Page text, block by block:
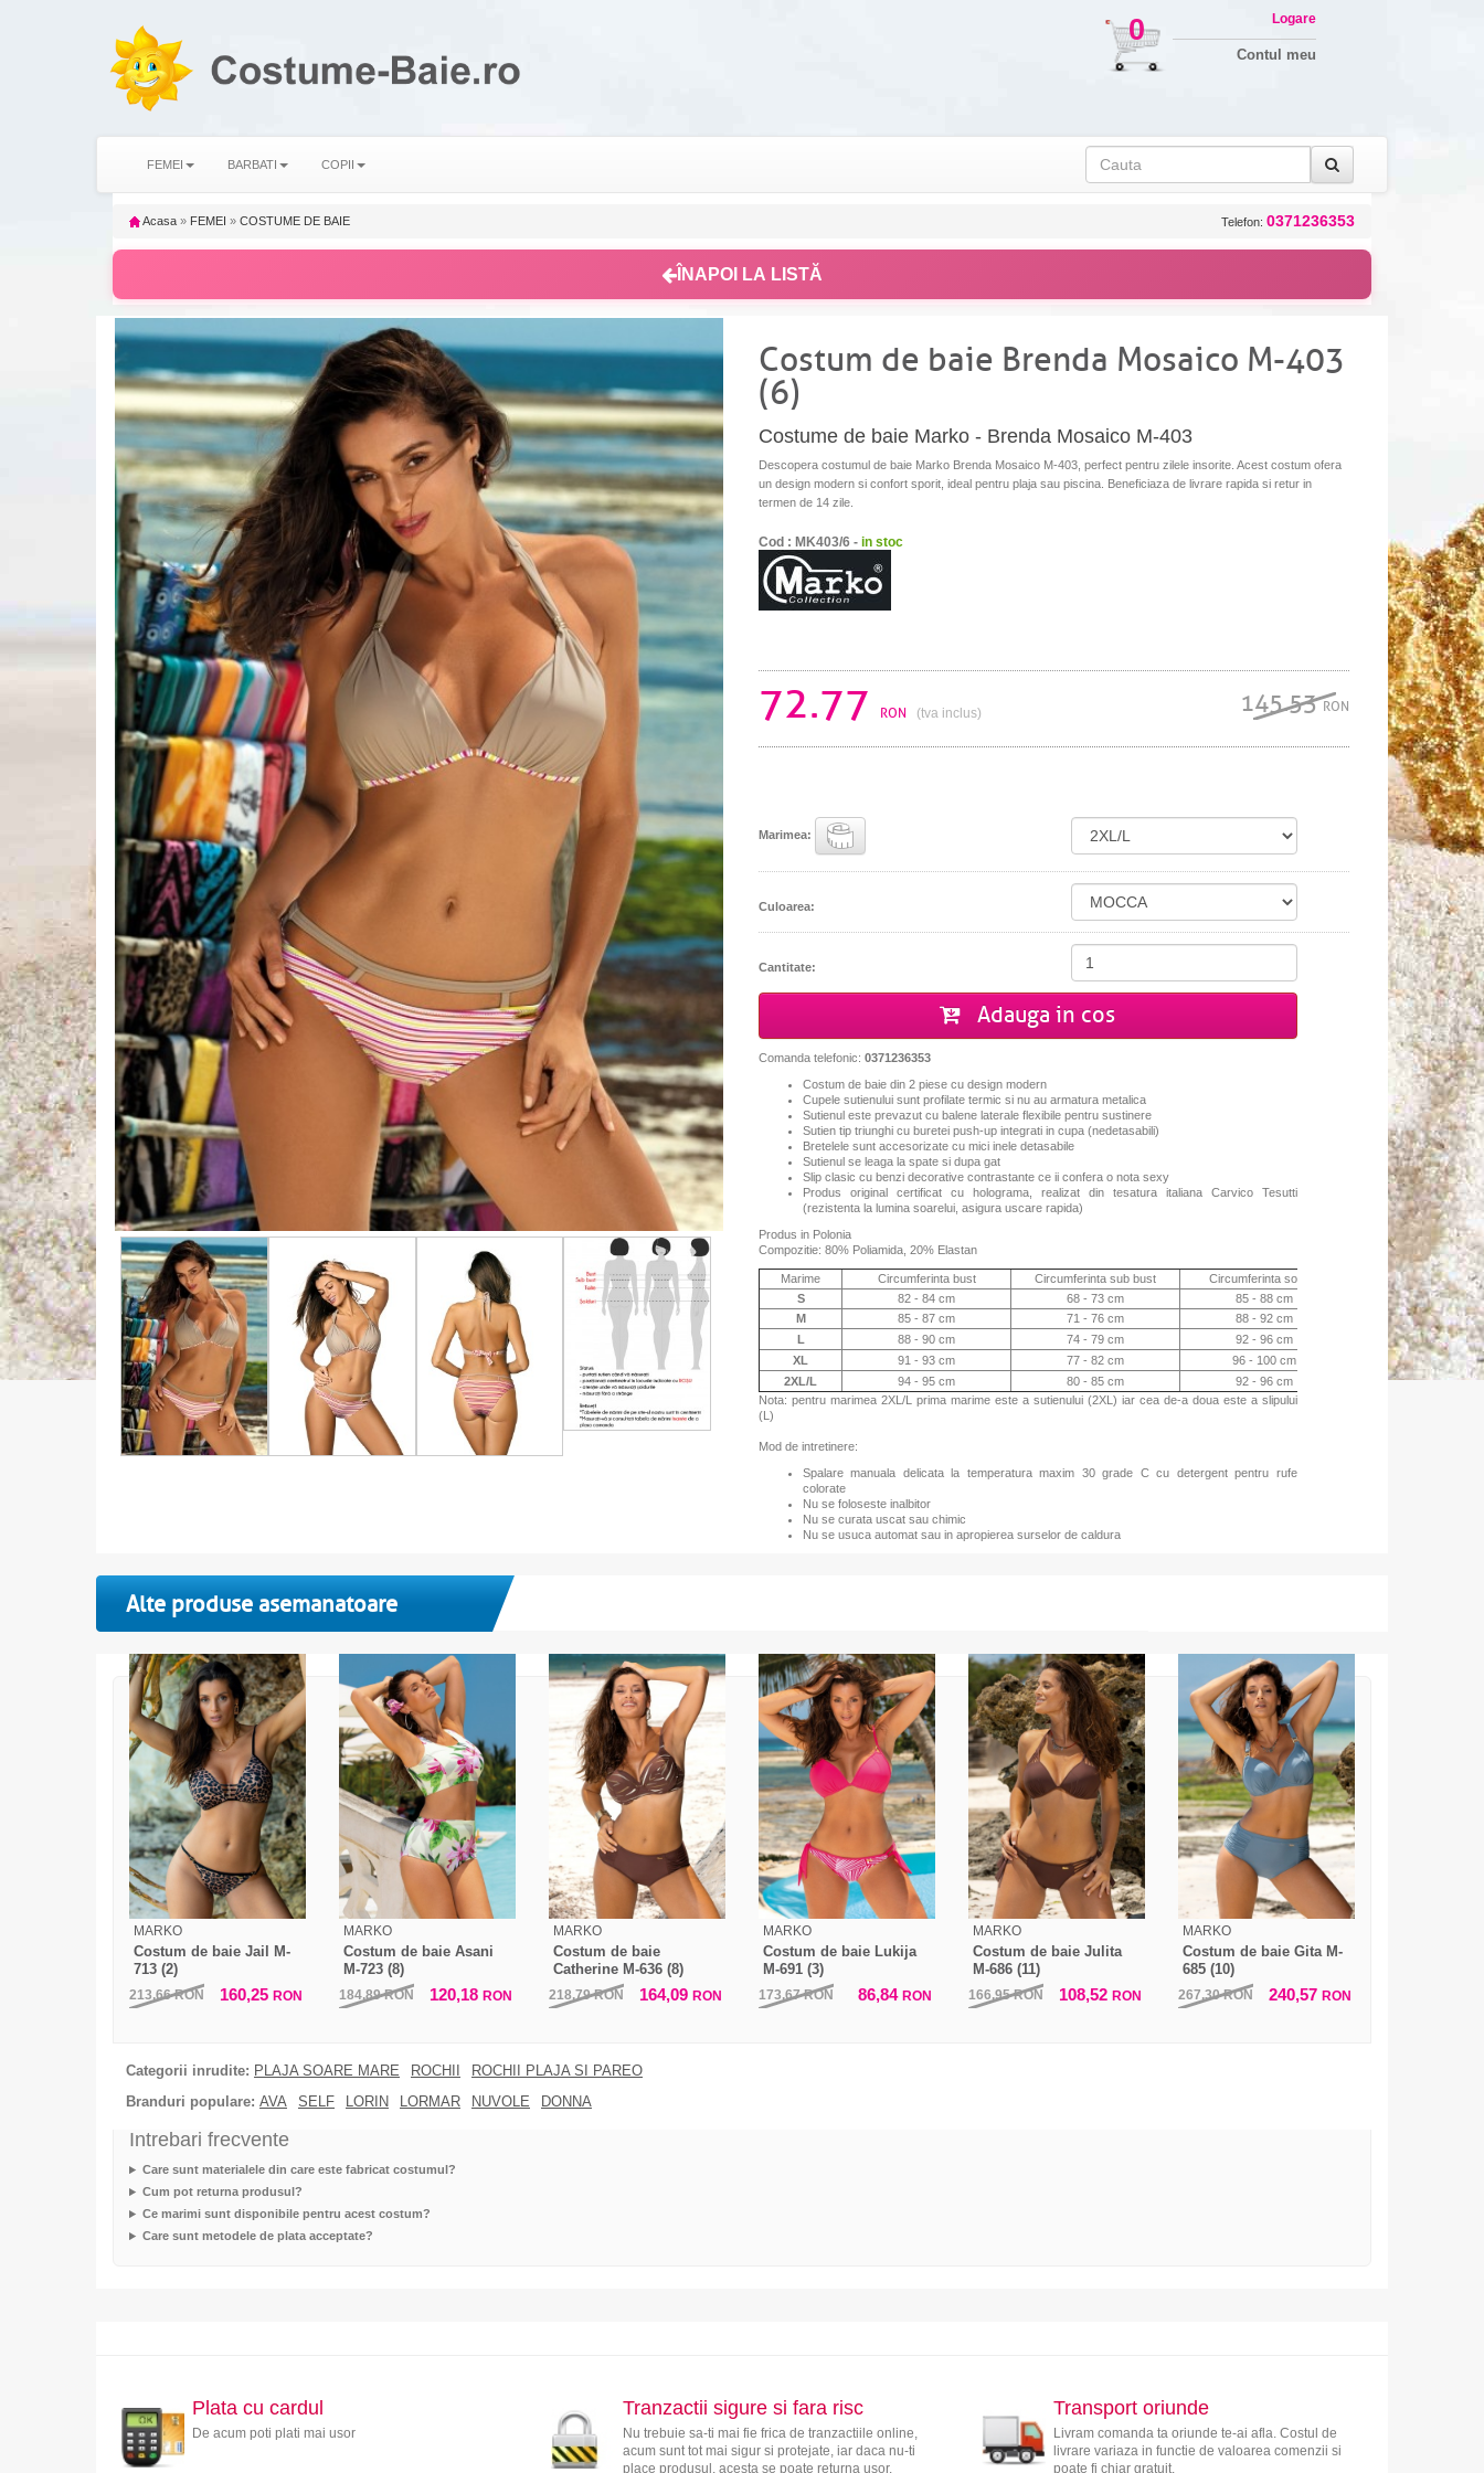
0 Logare
Contul meu
FEMEI BARBATI COPII
Acasa » FEMEI » COSTUME DE BAIE Telefon: 0371236353
ÎNAPOI LA LISTĂ
Costum de baie Brenda Mosaico M-403
(6)
Costume de baie Marko - Brenda Mosaico M-403
Descopera costumul de baie Marko Brenda Mosaico M-403, perfect pentru zilele insorite. Acest costum ofera
un design modern si confort sporit, ideal pentru plaja sau piscina. Beneficiaza de livrare rapida si retur in
termen de 14 zile.
Cod : MK403/6 - in stoc
72.77 RON (tva inclus) 145.53RON
Marimea:
Culoarea:
Cantitate:
Adauga in cos
Comanda telefonic: 0371236353
Costum de baie din 2 piese cu design modern
Cupele sutienului sunt profilate termic si nu au armatura metalica
Sutienul este prevazut cu balene laterale flexibile pentru sustinere
Sutien tip triunghi cu buretei push-up integrati in cupa (nedetasabili)
Bretelele sunt accesorizate cu mici inele detasabile
Sutienul se leaga la spate si dupa gat
Slip clasic cu benzi decorative contrastante ce ii confera o nota sexy
Produs original certificat cu holograma, realizat din tesatura italiana Carvico Tesutti
(rezistenta la lumina soarelui, asigura uscare rapida)
Produs in Polonia
Compozitie: 80% Poliamida, 20% Elastan
Marime Circumferinta bust Circumferinta sub bust Circumferinta solduri
Inaltimea slipului
S
82 - 84 cm 68 - 73 cm 85 - 88 cm
19 cm + 3 cm
M
85 - 87 cm 71 - 76 cm 88 - 92 cm
20 cm + 3 cm
L
88 - 90 cm 74 - 79 cm 92 - 96 cm
21 cm + 4 cm
XL
91 - 93 cm 77 - 82 cm 96 - 100 cm
22 cm + 4 cm
2XL/L 94 - 95 cm 80 - 85 cm 92 - 96 cm
21 cm + 4 cm
Nota: pentru marimea 2XL/L prima marime este a sutienului (2XL) iar cea de-a doua este a slipului
(L)
Mod de intretinere:
Spalare manuala delicata la temperatura maxim 30 grade C cu detergent pentru rufe
colorate
Nu se foloseste inalbitor
Nu se curata uscat sau chimic
Nu se usuca automat sau in apropierea surselor de caldura
Alte produse asemanatoare
MARKO
Costum de baie Jail M-
713 (2)
213,66RON 160,25 RON
MARKO
Costum de baie Asani
M-723 (8)
184,89RON 120,18 RON
MARKO
Costum de baie
Catherine M-636 (8)
218,79RON 164,09 RON
MARKO
Costum de baie Lukija
M-691 (3)
173,67RON 86,84 RON
MARKO
Costum de baie Julita
M-686 (11)
166,95RON 108,52 RON
MARKO
Costum de baie Gita M-
685 (10)
267,30RON 240,57 RON
Categorii inrudite: PLAJA SOARE MARE ROCHII
ROCHII PLAJA SI PAREO
Branduri populare: AVA SELF LORIN LORMAR NUVOLE DONNA
Intrebari frecvente
Care sunt materialele din care este fabricat costumul?
Cum pot returna produsul?
Ce marimi sunt disponibile pentru acest costum?
Care sunt metodele de plata acceptate?
Plata cu cardul
De acum poti plati mai usor
Tranzactii sigure si fara risc
Nu trebuie sa-ti mai fie frica de tranzactiile online,
acum sunt tot mai sigur si protejate, iar daca nu-ti
place produsul, acesta se poate returna usor.
Transport oriunde
Livram comanda ta oriunde te-ai afla. Costul de
livrare variaza in functie de valoarea comenzii si
poate fi chiar gratuit.